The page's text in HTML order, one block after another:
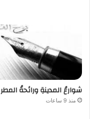
شوارعُ المدينةِ ورائحةُ المطر
منذ 9 ساعات